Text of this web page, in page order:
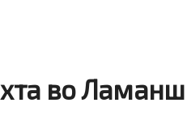
во Ламанш